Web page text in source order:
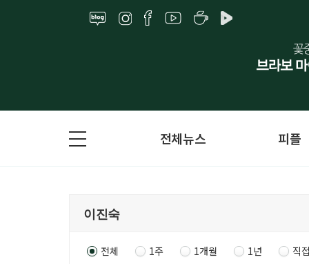
전체뉴스 피플
전체 1주 1개월 1년 직